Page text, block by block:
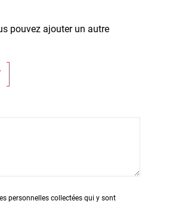
pouvez ajouter un autre
personnelles collectées qui y sont